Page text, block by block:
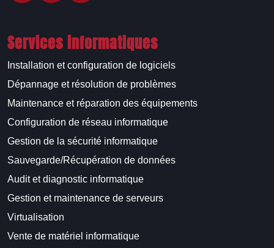
Services informatiques
Installation et configuration de logiciels
Dépannage et résolution de problèmes
Maintenance et réparation des équipements
Configuration de réseau informatique
Gestion de la sécurité informatique
Sauvegarde/Récupération de données
Audit et diagnostic informatique
Gestion et maintenance de serveurs
Virtualisation
Vente de matériel informatique